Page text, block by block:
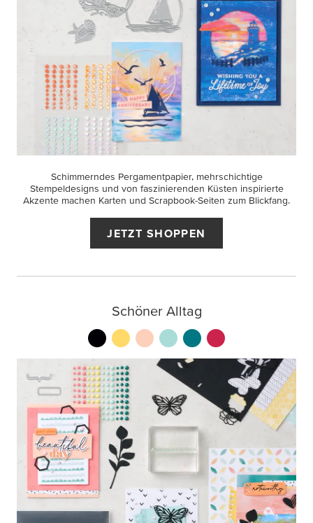
Schimmerndes Pergamentpapier, mehrschichtige
Stempeldesigns und von faszinierenden Küsten inspirierte
Akzente machen Karten und Scrapbook-Seiten zum Blickfang.
JETZT SHOPPEN
Schöner Alltag